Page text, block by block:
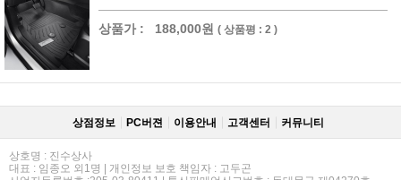
상품가 : 188,000원 ( 상품평 : 2 )
상점정보 PC버젼 이용안내 고객센터 커뮤니티
상호명 : 진수상사
대표 : 임종오 외1명 | 개인정보 보호 책임자 : 고두곤